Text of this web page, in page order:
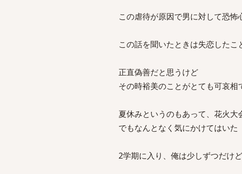
この虐待が原因で男に対して恐
この話を聞いたときは失恋したこ
正直偽善だと思うけど
その時裕美のことがとても可哀
夏休みというのもあって、花火
でもなんとなく気にかけてはいた
2学期に入り、俺は少しずつだけ